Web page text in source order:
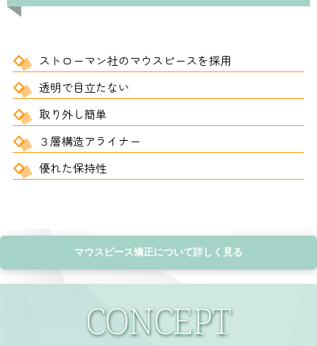
ストローマン社のマウスピースを採用
透明で目立たない
取り外し簡単
３層構造アライナー
優れた保持性
マウスピース矯正について詳しく見る
CONCEPT